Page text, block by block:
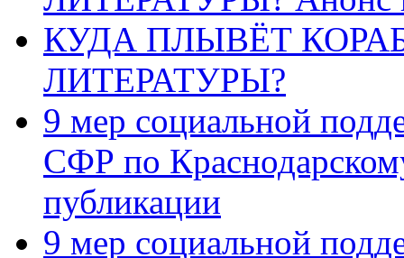
КУДА ПЛЫВЁТ
ЛИТЕРАТУРЫ?
9 мер социальной
СФР по
публикации
9 мер социальной